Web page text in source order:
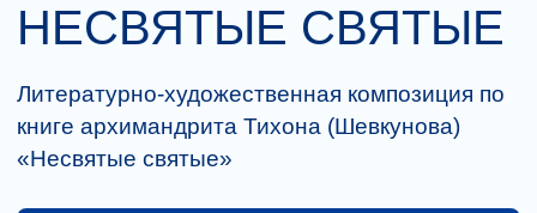
НЕСВЯТЫЕ СВЯТЫЕ
Литературно-художественная композиция по
книге архимандрита Тихона (Шевкунова)
«Несвятые святые»